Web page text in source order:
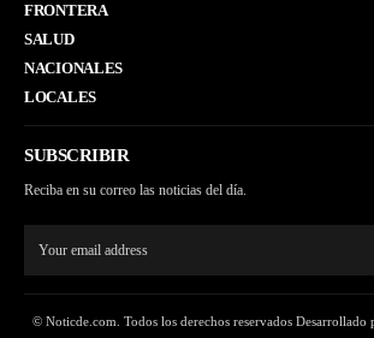
FRONTERA
SALUD
NACIONALES
LOCALES
SUBSCRIBIR
Reciba en su correo las noticias del día.
© Noticde.com. Todos los derechos reservados